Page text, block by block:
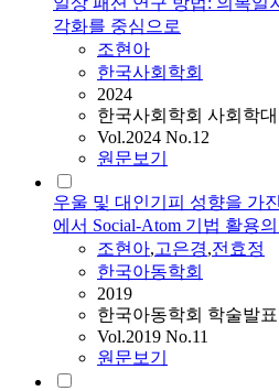
각화를 중심으로
조현아
한국사회학회
2024
한국사회학회 사회학
Vol.2024 No.12
원문보기
우울 및 대인기피 성향을 가
에서 Social-Atom 기법 활용
조현아,고은경,전효정
한국아동학회
2019
한국아동학회 학술발
Vol.2019 No.11
원문보기